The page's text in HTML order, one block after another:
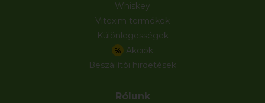
Whiskey
Vitexim termékek
Különlegességek
% Akciók
Beszállítói hirdetések
Rólunk